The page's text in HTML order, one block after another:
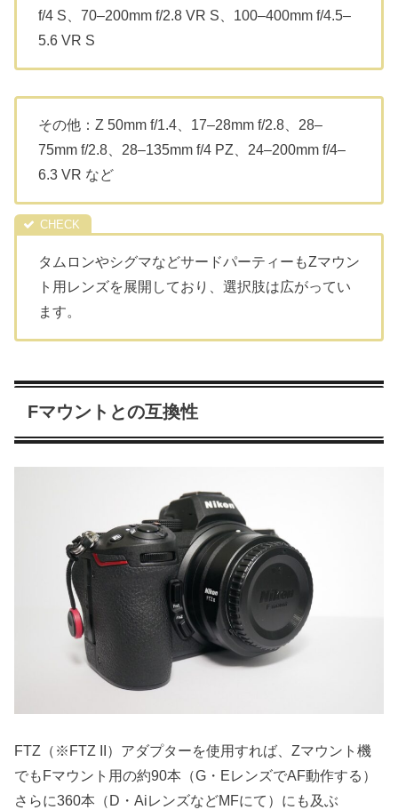
f/4 S、70–200mm f/2.8 VR S、100–400mm f/4.5–
5.6 VR S
その他：Z 50mm f/1.4、17–28mm f/2.8、28–
75mm f/2.8、28–135mm f/4 PZ、24–200mm f/4–
6.3 VR など
タムロンやシグマなどサードパーティーもZマウン
ト用レンズを展開しており、選択肢は広がってい
ます。
Fマウントとの互換性
FTZ（※FTZ II）アダプターを使用すれば、Zマウント機
でもFマウント用の約90本（G・EレンズでAF動作する）
さらに360本（D・AiレンズなどMFにて）にも及ぶ